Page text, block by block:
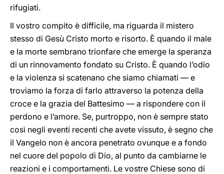
rifugiati.
Il vostro compito è difficile, ma riguarda il mistero
stesso di Gesù Cristo morto e risorto. È quando il male
e la morte sembrano trionfare che emerge la speranza
di un rinnovamento fondato su Cristo. È quando l’odio
e la violenza si scatenano che siamo chiamati — e
troviamo la forza di farlo attraverso la potenza della
croce e la grazia del Battesimo — a rispondere con il
perdono e l’amore. Se, purtroppo, non è sempre stato
così negli eventi recenti che avete vissuto, è segno che
il Vangelo non è ancora penetrato ovunque e a fondo
nel cuore del popolo di Dio, al punto da cambiarne le
reazioni e i comportamenti. Le vostre Chiese sono di